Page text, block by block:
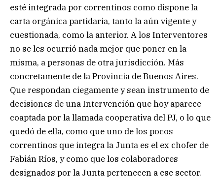
esté integrada por correntinos como dispone la
carta orgánica partidaria, tanto la aún vigente y
cuestionada, como la anterior. A los Interventores
no se les ocurrió nada mejor que poner en la
misma, a personas de otra jurisdicción. Más
concretamente de la Provincia de Buenos Aires.
Que respondan ciegamente y sean instrumento de
decisiones de una Intervención que hoy aparece
coaptada por la llamada cooperativa del PJ, o lo que
quedó de ella, como que uno de los pocos
correntinos que integra la Junta es el ex chofer de
Fabián Ríos, y como que los colaboradores
designados por la Junta pertenecen a ese sector.